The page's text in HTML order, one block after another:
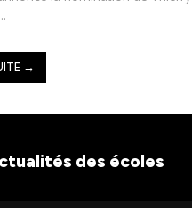
→
des écoles